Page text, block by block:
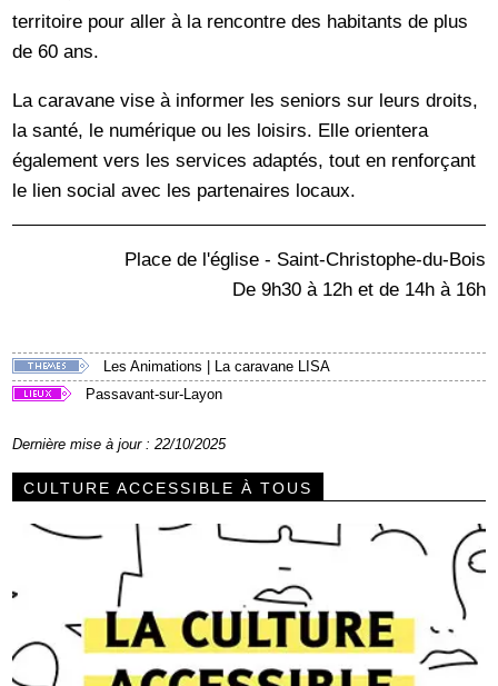
territoire pour aller à la rencontre des habitants de plus
de 60 ans.
La caravane vise à informer les seniors sur leurs droits,
la santé, le numérique ou les loisirs. Elle orientera
également vers les services adaptés, tout en renforçant
le lien social avec les partenaires locaux.
Place de l'église - Saint-Christophe-du-Bois
De 9h30 à 12h et de 14h à 16h
Les Animations
La caravane LISA
Passavant-sur-Layon
Dernière mise à jour : 22/10/2025
CULTURE ACCESSIBLE À TOUS